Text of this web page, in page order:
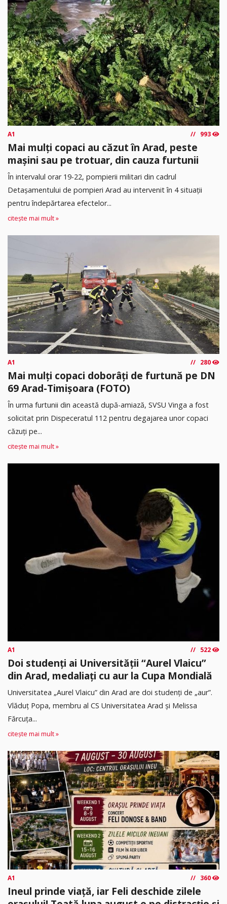
A1 993
Mai mulți copaci au căzut în Arad, peste
mașini sau pe trotuar, din cauza furtunii
În intervalul orar 19-22, pompierii militari din cadrul
Detașamentului de pompieri Arad au intervenit în 4 situații
pentru îndepărtarea efectelor...
citește mai mult »
A1 280
Mai mulți copaci doborâți de furtună pe DN
69 Arad-Timișoara (FOTO)
În urma furtunii din această după-amiază, SVSU Vinga a fost
solicitat prin Dispeceratul 112 pentru degajarea unor copaci
căzuți pe...
citește mai mult »
A1 522
Doi studenți ai Universității “Aurel Vlaicu”
din Arad, medaliați cu aur la Cupa Mondială
Universitatea „Aurel Vlaicu” din Arad are doi studenți de „aur”.
Vlăduț Popa, membru al CS Universitatea Arad și Melissa
Fărcuța...
citește mai mult »
A1 360
Ineul prinde viață, iar Feli deschide zilele